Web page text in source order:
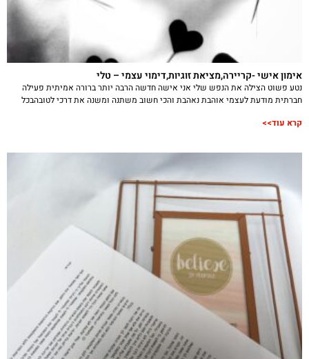
אימון אישי -קריירה,מציאת זוגיות,דימוי עצמי – טלי
נטע פשוט הצילה את הנפש שלי אני אישה חדשה הרבה יותר ברורה אמיתית פעילה
חברתית מודעת לעצמי אוהבת נאהבת והכי חשוב משתנה ומשנה את דרכי לטובהבכל
קרא עוד>>